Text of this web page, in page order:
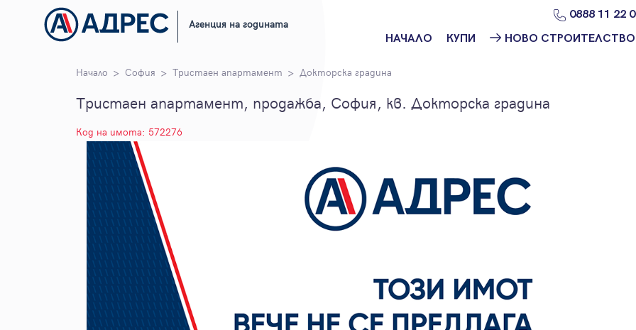
Агенция на годината
0888 11 22
НАЧАЛО КУПИ
Защо да купя
НОВО СТРОИТЕЛСТВО
строителство
строителство
Начало София Тристаен апартамент Докторска градина
Тристаен апартамент, продажба, София, кв. Докторска градина
Код на имота: 572276